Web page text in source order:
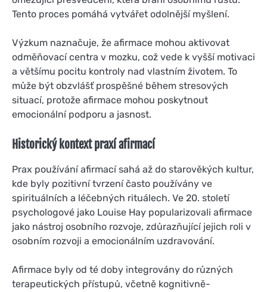
Tento proces pomáhá vytvářet odolnější myšlení.
Výzkum naznačuje, že afirmace mohou aktivovat
odměňovací centra v mozku, což vede k vyšší motivaci
a většímu pocitu kontroly nad vlastním životem. To
může být obzvlášť prospěšné během stresových
situací, protože afirmace mohou poskytnout
emocionální podporu a jasnost.
Historický kontext praxí afirmací
Prax používání afirmací sahá až do starověkých kultur,
kde byly pozitivní tvrzení často používány ve
spirituálních a léčebných rituálech. Ve 20. století
psychologové jako Louise Hay popularizovali afirmace
jako nástroj osobního rozvoje, zdůrazňující jejich roli v
osobním rozvoji a emocionálním uzdravování.
Afirmace byly od té doby integrovány do různých
terapeutických přístupů, včetně kognitivně-